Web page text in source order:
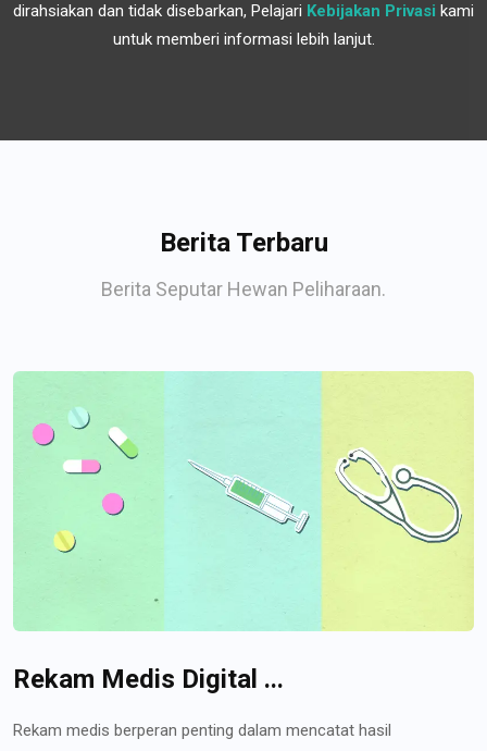
dirahsiakan dan tidak disebarkan, Pelajari Kebijakan Privasi kami
untuk memberi informasi lebih lanjut.
Berita Terbaru
Berita Seputar Hewan Peliharaan.
Rekam Medis Digital ...
Rekam medis berperan penting dalam mencatat hasil